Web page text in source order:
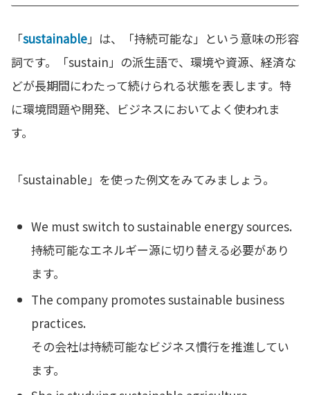
「sustainable」は、「持続可能な」という意味の形容
詞です。「sustain」の派生語で、環境や資源、経済な
どが長期間にわたって続けられる状態を表します。特
に環境問題や開発、ビジネスにおいてよく使われま
す。
「sustainable」を使った例文をみてみましょう。
We must switch to sustainable energy sources.
持続可能なエネルギー源に切り替える必要があり
ます。
The company promotes sustainable business
practices.
その会社は持続可能なビジネス慣行を推進してい
ます。